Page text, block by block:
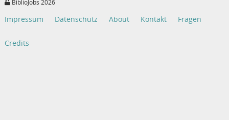
BiblioJobs 2026
Impressum Datenschutz About Kontakt Fragen
Credits